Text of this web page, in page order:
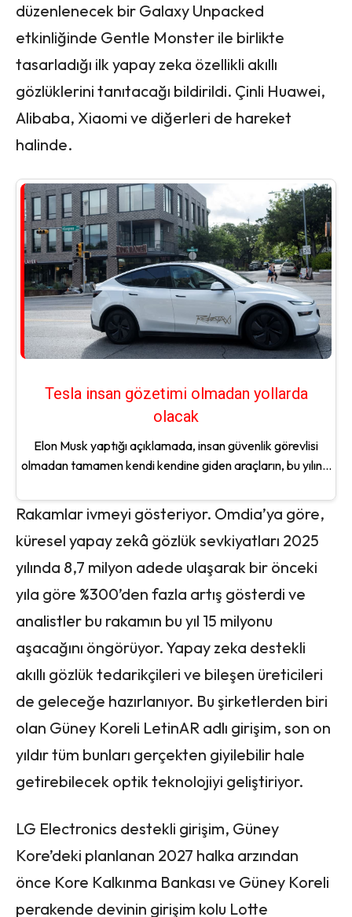
düzenlenecek bir Galaxy Unpacked
etkinliğinde Gentle Monster ile birlikte
tasarladığı ilk yapay zeka özellikli akıllı
gözlüklerini tanıtacağı bildirildi. Çinli Huawei,
Alibaba, Xiaomi ve diğerleri de hareket
halinde.
Tesla insan gözetimi olmadan yollarda
olacak
Elon Musk yaptığı açıklamada, insan güvenlik görevlisi
olmadan tamamen kendi kendine giden araçların, bu yılın...
Rakamlar ivmeyi gösteriyor. Omdia’ya göre,
küresel yapay zekâ gözlük sevkiyatları 2025
yılında 8,7 milyon adede ulaşarak bir önceki
yıla göre %300’den fazla artış gösterdi ve
analistler bu rakamın bu yıl 15 milyonu
aşacağını öngörüyor. Yapay zeka destekli
akıllı gözlük tedarikçileri ve bileşen üreticileri
de geleceğe hazırlanıyor. Bu şirketlerden biri
olan Güney Koreli LetinAR adlı girişim, son on
yıldır tüm bunları gerçekten giyilebilir hale
getirebilecek optik teknolojiyi geliştiriyor.
LG Electronics destekli girişim, Güney
Kore’deki planlanan 2027 halka arzından
önce Kore Kalkınma Bankası ve Güney Koreli
perakende devinin girişim kolu Lotte